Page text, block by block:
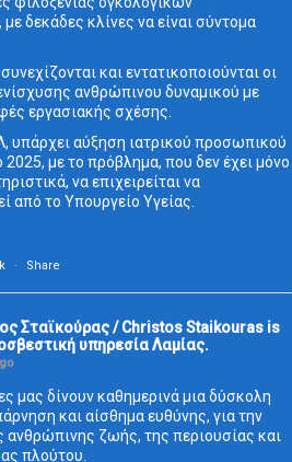
δεκάδες κλίνες να είναι σύντομα
και εντατικοποιούνται οι
ανθρώπινου δυναμικού με
εργασιακής σχέσης.
υπάρχει αύξηση ιατρικού προσωπικού
2025, με το πρόβλημα, που δεν έχει μόνο
να επιχειρείται να
από το Υπουργείο Υγείας.
· Share
Σταϊκούρας / Christos Staikouras is
υπηρεσία Λαμίας.
μας δίνουν καθημερινά μια δύσκολη
και αίσθημα ευθύνης, για την
ανθρώπινης ζωής, της περιουσίας και
πλούτου.